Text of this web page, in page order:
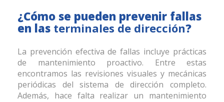
¿Cómo se pueden prevenir fallas
en las terminales de dirección?
La prevención efectiva de fallas incluye prácticas
de mantenimiento proactivo. Entre estas
encontramos las revisiones visuales y mecánicas
periódicas del sistema de dirección completo.
Además, hace falta realizar un mantenimiento